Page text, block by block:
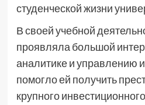
студенческой жизни
В своей учебной
проявляла большой
аналитике и управлению
помогло ей получить
крупного